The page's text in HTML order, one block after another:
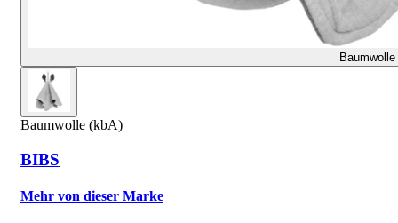
Baumwolle (kbA)
BIBS
Mehr von dieser Marke